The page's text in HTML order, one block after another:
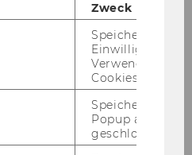
März 2013, 22. Stück
März 2013, 23.
Zweck
Speichert Ihre
Einwilligung zur
Verwendung von
Cookies.
Speichert ob ein
Popup
geschlossen